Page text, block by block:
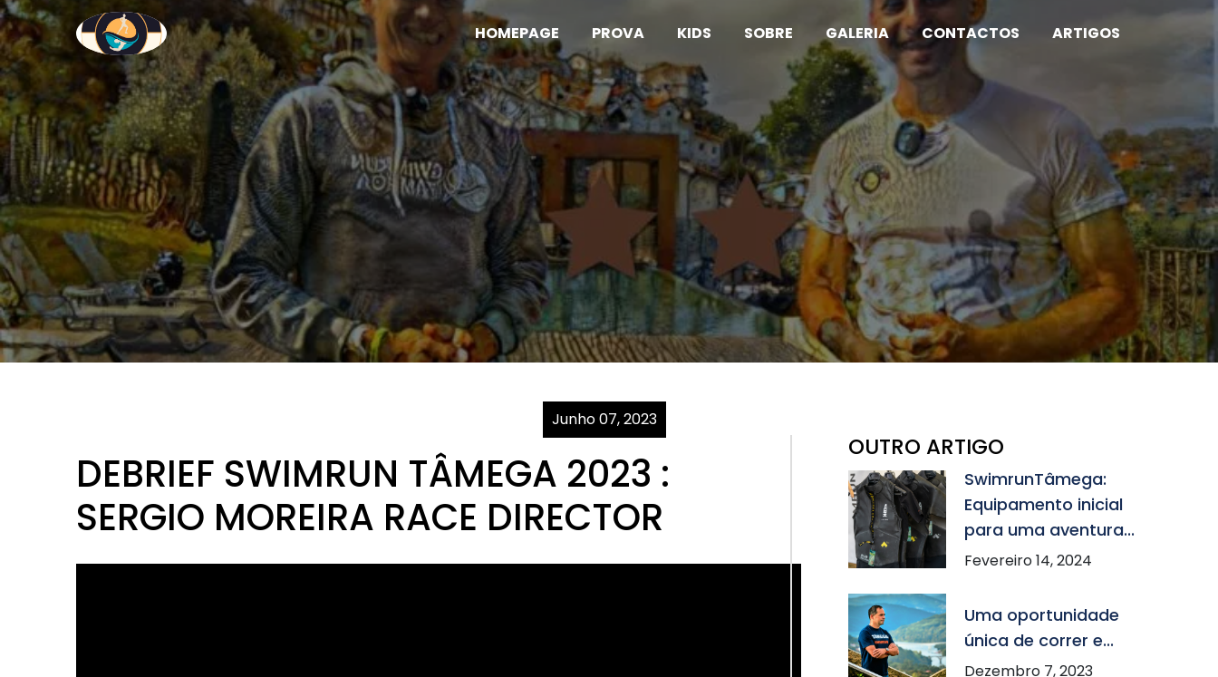
HOMEPAGE PROVA KIDS SOBRE GALERIA CONTACTOS ARTIGOS
Junho 07, 2023
DEBRIEF SWIMRUN TÂMEGA 2023 :
SERGIO MOREIRA RACE DIRECTOR
OUTRO ARTIGO
SwimrunTâmega:
Equipamento inicial
para uma aventura...
Fevereiro 14, 2024
Uma oportunidade
única de correr e...
Dezembro 7, 2023